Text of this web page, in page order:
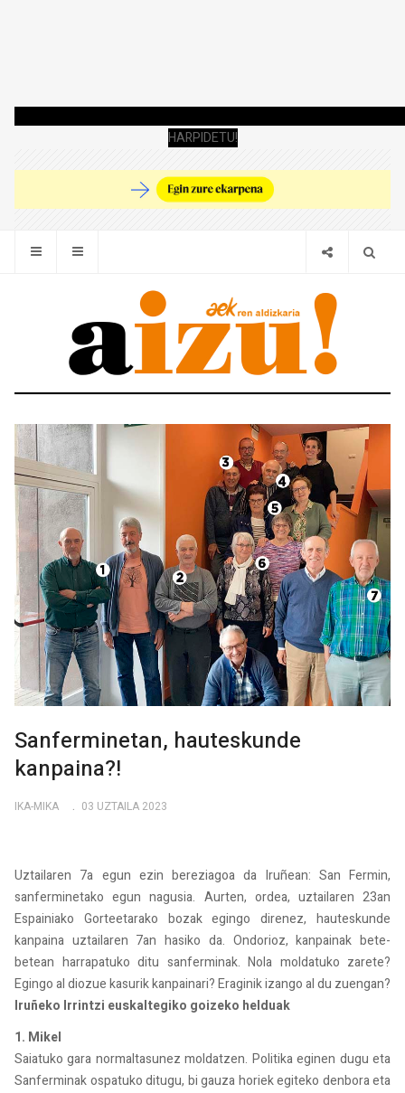
HARPIDETU!
Sanferminetan, hauteskunde
kanpaina?!
IKA-MIKA 03 UZTAILA 2023
Uztailaren 7a egun ezin bereziagoa da Iruñean: San Fermin,
sanferminetako egun nagusia. Aurten, ordea, uztailaren 23an
Espainiako Gorteetarako bozak egingo direnez, hauteskunde
kanpaina uztailaren 7an hasiko da. Ondorioz, kanpainak bete-
betean harrapatuko ditu sanferminak. Nola moldatuko zarete?
Egingo al diozue kasurik kanpainari? Eraginik izango al du zuengan?
Iruñeko Irrintzi euskaltegiko goizeko helduak
1. Mikel
Saiatuko gara normaltasunez moldatzen. Politika eginen dugu eta
Sanferminak ospatuko ditugu, bi gauza horiek egiteko denbora eta